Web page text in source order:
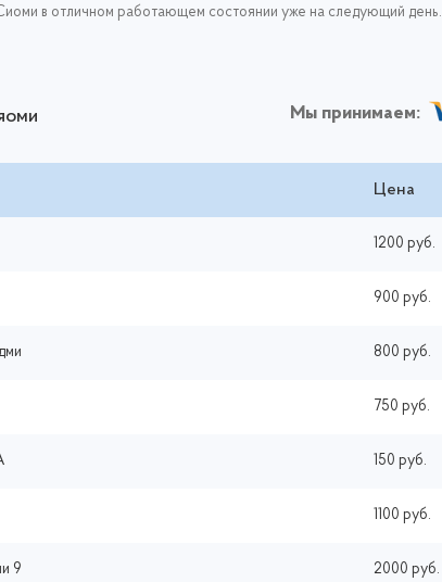
в отличном работающем состоянии уже на следующий день.
Мы принимаем:
Цена
1200 руб.
900 руб.
800 руб.
750 руб.
150 руб.
1100 руб.
9 2000 руб.